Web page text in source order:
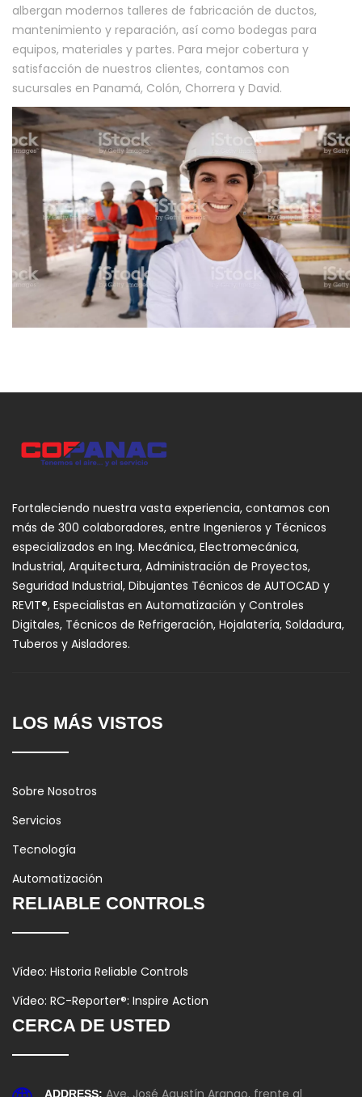
albergan modernos talleres de fabricación de ductos,
mantenimiento y reparación, así como bodegas para
equipos, materiales y partes. Para mejor cobertura y
satisfacción de nuestros clientes, contamos con
sucursales en Panamá, Colón, Chorrera y David.
Fortaleciendo nuestra vasta experiencia, contamos con
más de 300 colaboradores, entre Ingenieros y Técnicos
especializados en Ing. Mecánica, Electromecánica,
Industrial, Arquitectura, Administración de Proyectos,
Seguridad Industrial, Dibujantes Técnicos de AUTOCAD y
REVIT®, Especialistas en Automatización y Controles
Digitales, Técnicos de Refrigeración, Hojalatería, Soldadura,
Tuberos y Aisladores.
LOS MÁS VISTOS
Sobre Nosotros
Servicios
Tecnología
Automatización
RELIABLE CONTROLS
Vídeo: Historia Reliable Controls
Vídeo: RC-Reporter®: Inspire Action
CERCA DE USTED
ADDRESS: